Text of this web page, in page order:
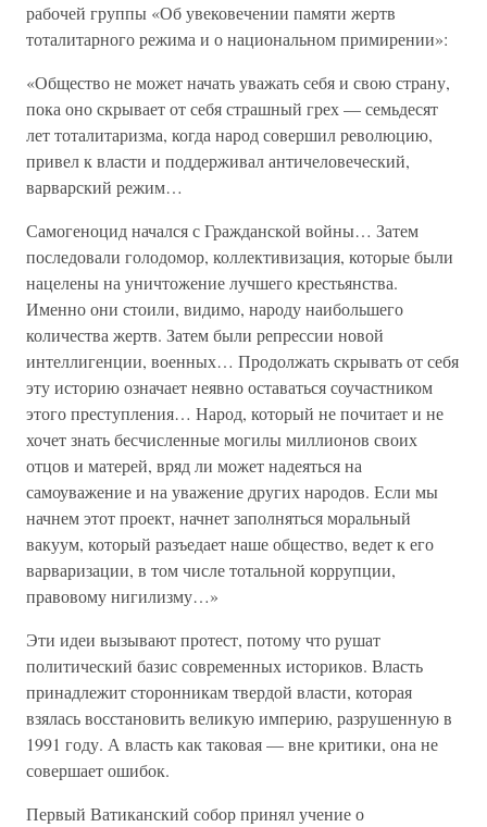
рабочей группы «Об увековечении памяти жертв
тоталитарного режима и о национальном примирении»:
«Общество не может начать уважать себя и свою страну,
пока оно скрывает от себя страшный грех — семьдесят
лет тоталитаризма, когда народ совершил революцию,
привел к власти и поддерживал античеловеческий,
варварский режим…
Самогеноцид начался с Гражданской войны… Затем
последовали голодомор, коллективизация, которые были
нацелены на уничтожение лучшего крестьянства.
Именно они стоили, видимо, народу наибольшего
количества жертв. Затем были репрессии новой
интеллигенции, военных… Продолжать скрывать от себя
эту историю означает неявно оставаться соучастником
этого преступления… Народ, который не почитает и не
хочет знать бесчисленные могилы миллионов своих
отцов и матерей, вряд ли может надеяться на
самоуважение и на уважение других народов. Если мы
начнем этот проект, начнет заполняться моральный
вакуум, который разъедает наше общество, ведет к его
варваризации, в том числе тотальной коррупции,
правовому нигилизму…»
Эти идеи вызывают протест, потому что рушат
политический базис современных историков. Власть
принадлежит сторонникам твердой власти, которая
взялась восстановить великую империю, разрушенную в
1991 году. А власть как таковая — вне критики, она не
совершает ошибок.
Первый Ватиканский собор принял учение о